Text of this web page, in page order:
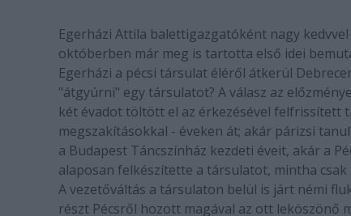
Egerházi Attila balettigazgatóként nagy
októberben már meg is tartotta első idei
Egerházi a pécsi társulat éléről átkerül
"átgyúrni" egy társulatot? A válasz az
két évadot töltött el az érkezésével felfrissített
megszakításokkal - éveken át; akár párizsi
a Budapest Táncszínház kezdeti éveit, akár a
alaposan felkészítette a társulatot, mintha
A vezetőváltás a társulaton belül is járt némi
részt Pécsről hozott magával az ott leköszönő